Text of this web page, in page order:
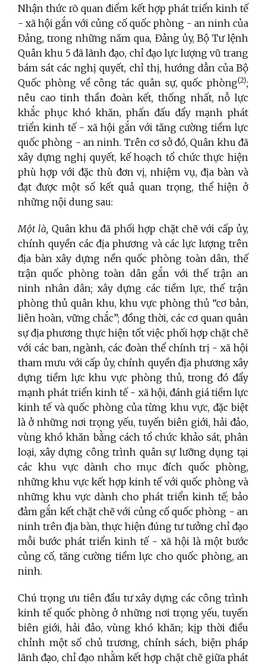
Nhận thức rõ quan điểm kết hợp phát triển kinh tế
- xã hội gắn với củng cố quốc phòng - an ninh của
Đảng, trong những năm qua, Đảng ủy, Bộ Tư lệnh
Quân khu 5 đã lãnh đạo, chỉ đạo lực lượng vũ trang
bám sát các nghị quyết, chỉ thị, hướng dẫn của Bộ
Quốc phòng về công tác quân sự, quốc phòng(2);
nêu cao tinh thần đoàn kết, thống nhất, nỗ lực
khắc phục khó khăn, phấn đấu đẩy mạnh phát
triển kinh tế - xã hội gắn với tăng cường tiềm lực
quốc phòng - an ninh. Trên cơ sở đó, Quân khu đã
xây dựng nghị quyết, kế hoạch tổ chức thực hiện
phù hợp với đặc thù đơn vị, nhiệm vụ, địa bàn và
đạt được một số kết quả quan trọng, thể hiện ở
những nội dung sau:
Một là, Quân khu đã phối hợp chặt chẽ với cấp ủy,
chính quyền các địa phương và các lực lượng trên
địa bàn xây dựng nền quốc phòng toàn dân, thế
trận quốc phòng toàn dân gắn với thế trận an
ninh nhân dân; xây dựng các tiềm lực, thế trận
phòng thủ quân khu, khu vực phòng thủ “cơ bản,
liên hoàn, vững chắc”; đồng thời, các cơ quan quân
sự địa phương thực hiện tốt việc phối hợp chặt chẽ
với các ban, ngành, các đoàn thể chính trị - xã hội
tham mưu với cấp ủy, chính quyền địa phương xây
dựng tiềm lực khu vực phòng thủ, trong đó đẩy
mạnh phát triển kinh tế - xã hội, đánh giá tiềm lực
kinh tế và quốc phòng của từng khu vực, đặc biệt
là ở những nơi trọng yếu, tuyến biên giới, hải đảo,
vùng khó khăn bằng cách tổ chức khảo sát, phân
loại, xây dựng công trình quân sự lưỡng dụng tại
các khu vực dành cho mục đích quốc phòng,
những khu vực kết hợp kinh tế với quốc phòng và
những khu vực dành cho phát triển kinh tế; bảo
đảm gắn kết chặt chẽ với củng cố quốc phòng - an
ninh trên địa bàn, thực hiện đúng tư tưởng chỉ đạo
mỗi bước phát triển kinh tế - xã hội là một bước
củng cố, tăng cường tiềm lực cho quốc phòng, an
ninh.
Chú trọng ưu tiên đầu tư xây dựng các công trình
kinh tế quốc phòng ở những nơi trọng yếu, tuyến
biên giới, hải đảo, vùng khó khăn; kịp thời điều
chỉnh một số chủ trương, chính sách, biện pháp
lãnh đạo, chỉ đạo nhằm kết hợp chặt chẽ giữa phát